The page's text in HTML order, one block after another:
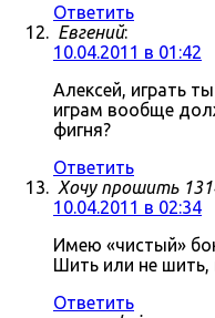
Ответить
Евгений:
10.04.2011 в 01:42
Алексей, играть
играм вообще
фигня?
Ответить
Хочу прошить
10.04.2011 в 02:34
Имею «чистый»
Шить или не
Ответить